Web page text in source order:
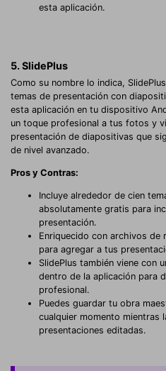
esta aplicación.
5. SlidePlus
Como su nombre lo indica,
temas de presentación con
esta aplicación en tu dispositivo
un toque profesional a tus fotos y
presentación de diapositivas que
de nivel avanzado.
Pros y Contras:
Incluye alrededor de cien
absolutamente gratis para
presentación.
Enriquecido con archivos de
para agregar a tus
SlidePlus también viene con
dentro de la aplicación para
profesional.
Puedes guardar tu obra
cualquier momento mientras
presentaciones editadas.